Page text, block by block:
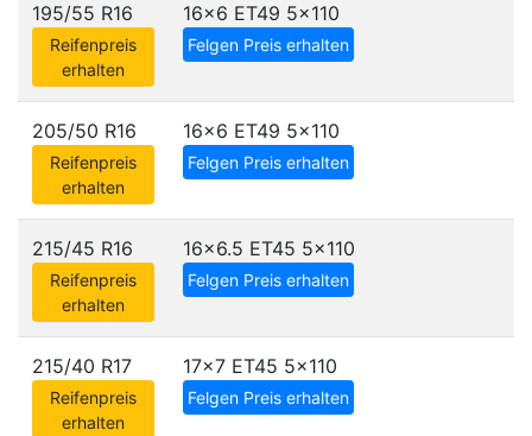
195/55 R16
Reifenpreis
erhalten
16x6 ET49 5x110
Felgen Preis erhalten
205/50 R16
Reifenpreis
erhalten
16x6 ET49 5x110
Felgen Preis erhalten
215/45 R16
Reifenpreis
erhalten
16x6.5 ET45 5x110
Felgen Preis erhalten
215/40 R17
Reifenpreis
erhalten
17x7 ET45 5x110
Felgen Preis erhalten